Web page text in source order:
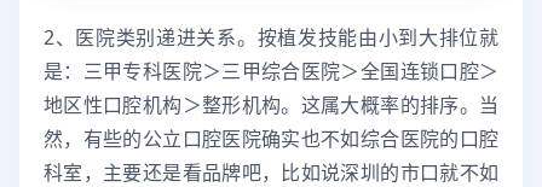
2、医院类别递进关系。按植发技能由小到大排位就
是：三甲专科医院＞三甲综合医院＞全国连锁口腔＞
地区性口腔机构＞整形机构。这属大概率的排序。当
然，有些的公立口腔医院确实也不如综合医院的口腔
科室，主要还是看品牌吧，比如说深圳的市口就不如